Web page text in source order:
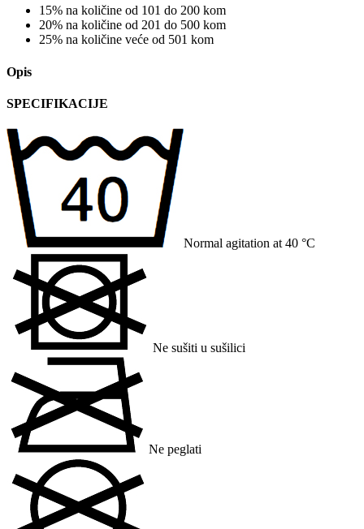
15% na količine od 101 do 200 kom
20% na količine od 201 do 500 kom
25% na količine veće od 501 kom
Opis
SPECIFIKACIJE
Normal agitation at 40 °C
Ne sušiti u sušilici
Ne peglati